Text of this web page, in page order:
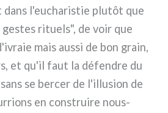
l'eucharistie plu­tôt que
rituels", de voir que
mais aus­si de bon grain,
et qu'il faut la défen­dre du
se ber­cer de l'illusion de
en con­strui­re nous-